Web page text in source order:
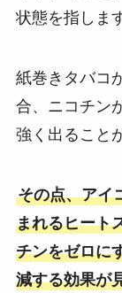
状態を指しま
紙巻きタバコ
合、ニコチン
強く出ること
その点、アイ
まれるヒート
チンをゼロに
減する効果が